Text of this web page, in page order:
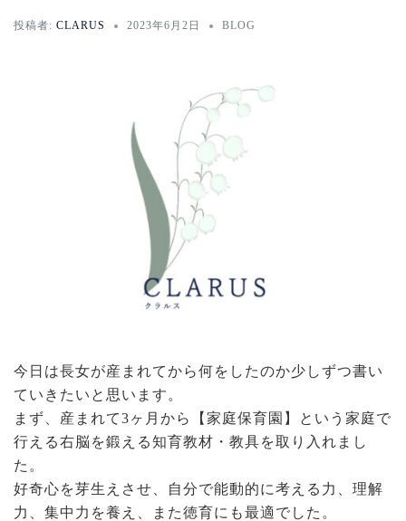
投稿者: CLARUS 2023年6月2日 BLOG
今日は長女が産まれてから何をしたのか少しずつ書い
ていきたいと思います。
まず、産まれて3ヶ月から【家庭保育園】という家庭で
行える右脳を鍛える知育教材・教具を取り入れまし
た。
好奇心を芽生えさせ、自分で能動的に考える力、理解
力、集中力を養え、また徳育にも最適でした。